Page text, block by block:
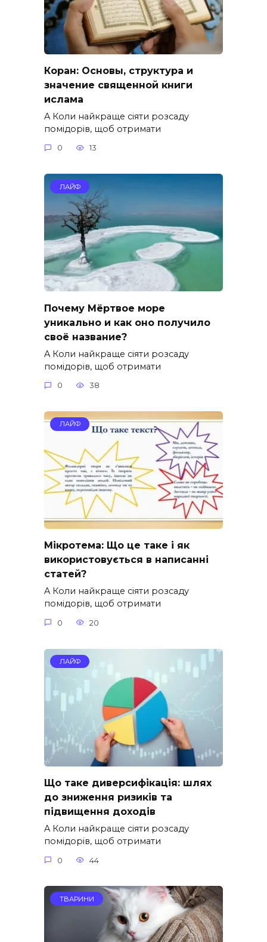
Коран: Основы, структура и
значение священной книги
ислама
A Коли найкраще сіяти розсаду
помідорів, щоб отримати
0 13
ЛАЙФ
Почему Мёртвое море
уникально и как оно получило
своё название?
A Коли найкраще сіяти розсаду
помідорів, щоб отримати
0 38
ЛАЙФ
Мікротема: Що це таке і як
використовується в написанні
статей?
A Коли найкраще сіяти розсаду
помідорів, щоб отримати
0 20
ЛАЙФ
Що таке диверсифікація: шлях
до зниження ризиків та
підвищення доходів
A Коли найкраще сіяти розсаду
помідорів, щоб отримати
0 44
ТВАРИНИ